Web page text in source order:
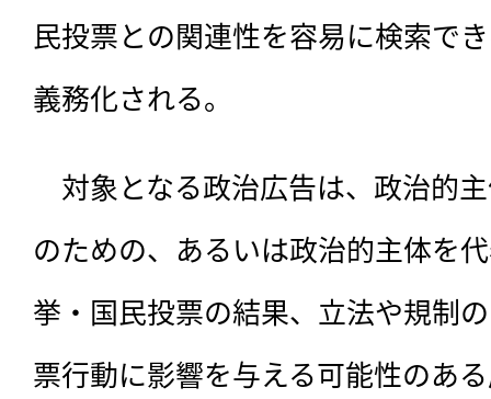
民投票との関連性を容易に検索で
義務化される。
対象となる政治広告は、政治的
のための、あるいは政治的主体を
挙・国民投票の結果、立法や規制
票行動に影響を与える可能性のあ